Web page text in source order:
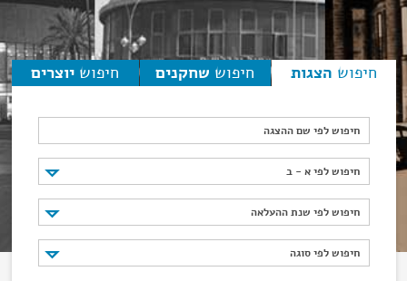
חיפוש הצגות חיפוש שחקנים חיפוש יוצרים
חיפוש לפי שם ההצגה
חיפוש לפי א - ב
חיפוש לפי א - ב
חיפוש לפי שנת ההעלאה
חיפוש לפי שנת ההעלאה
חיפוש לפי סוגה
חיפוש לפי סוגה